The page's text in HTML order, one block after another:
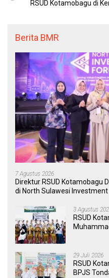
RSUD Kotamobagu di
Berita BMR
7 Agustus 2026
Direktur RSUD Kotamobagu
di North Sulawesi
3 Agustus
RSUD
29 Juli 2026
RSUD
BPJS